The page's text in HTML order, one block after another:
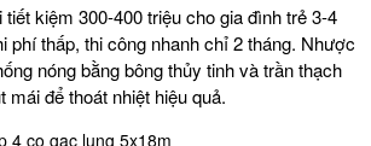
tiết kiệm 300-400 triệu cho gia đình trẻ 3-4
phí thấp, thi công nhanh chỉ 2 tháng. Nhược
nóng bằng bông thủy tinh và trần thạch
mái để thoát nhiệt hiệu quả.